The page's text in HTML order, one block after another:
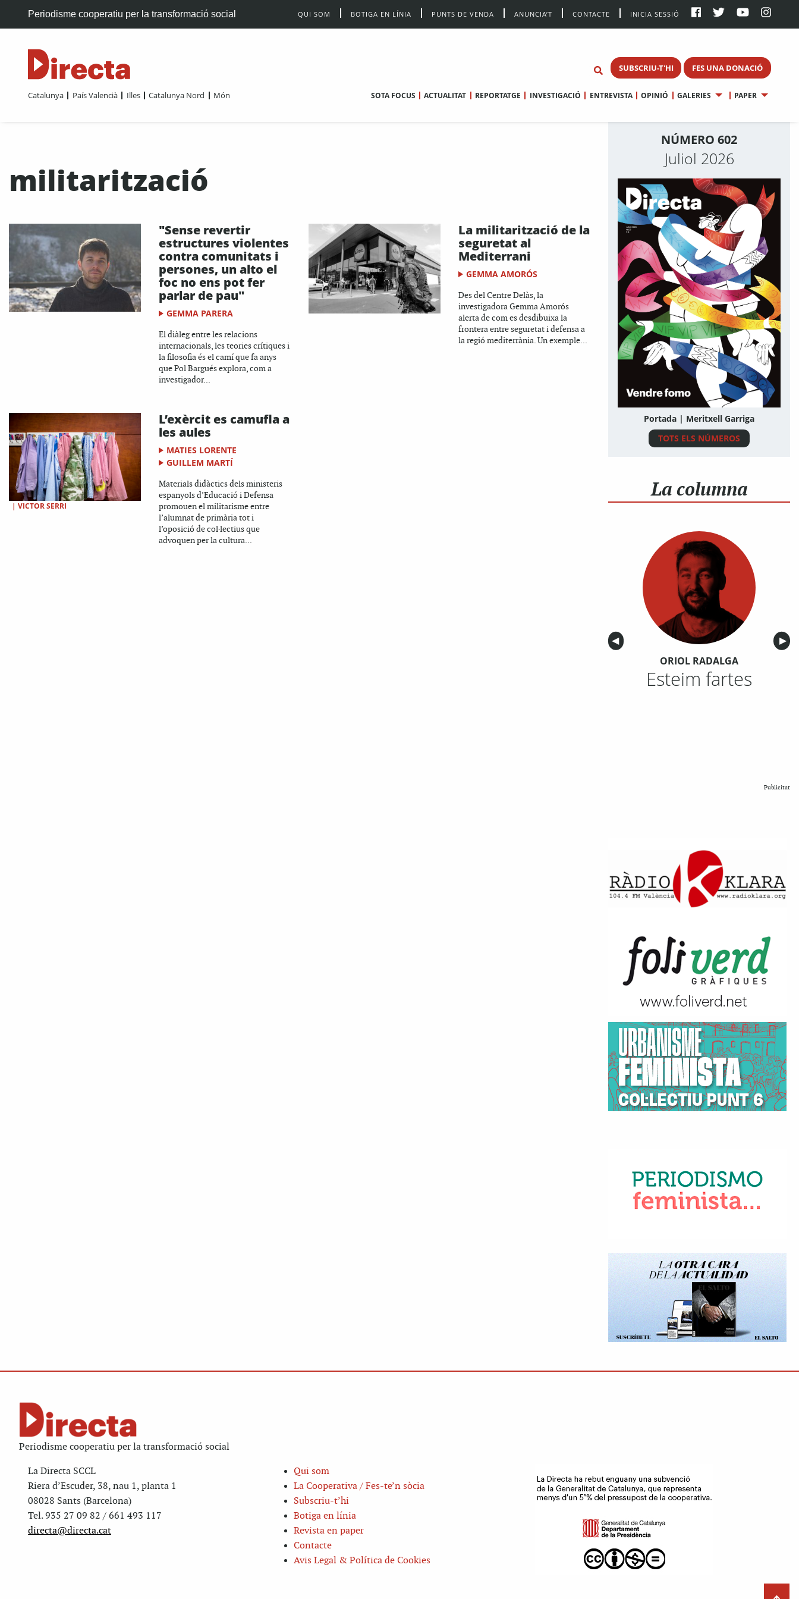
Periodisme cooperatiu per la transformació social QUI SOM BOTIGA EN LÍNIA PUNTS DE VENDA ANUNCIA’T CONTACTE INICIA SESSIÓ
SUBSCRIU-T'HI FES UNA DONACIÓ
Catalunya País Valencià Illes Catalunya Nord Món SOTA FOCUS ACTUALITAT REPORTATGE INVESTIGACIÓ ENTREVISTA OPINIÓ GALERIES PAPER
militarització
"Sense revertir
estructures violentes
contra comunitats i
persones, un alto el
foc no ens pot fer
parlar de pau"
GEMMA PARERA
El diàleg entre les relacions
internacionals, les teories crítiques i
la filosofia és el camí que fa anys
que Pol Bargués explora, com a
investigador...
La militarització de la
seguretat al
Mediterrani
GEMMA AMORÓS
Des del Centre Delàs, la
investigadora Gemma Amorós
alerta de com es desdibuixa la
frontera entre seguretat i defensa a
la regió mediterrània. Un exemple...
| VICTOR SERRI
L’exèrcit es camufla a
les aules
MATIES LORENTE
GUILLEM MARTÍ
Materials didàctics dels ministeris
espanyols d’Educació i Defensa
promouen el militarisme entre
l’alumnat de primària tot i
l’oposició de col·lectius que
advoquen per la cultura...
NÚMERO 602
Juliol 2026
Portada | Meritxell Garriga
TOTS ELS NÚMEROS
La columna
Anterior
◀︎ ▶︎
ORIOL RADALGA
Esteim fartes
Publicitat
Periodisme cooperatiu per la transformació social
La Directa SCCL
Riera d’Escuder, 38, nau 1, planta 1
08028 Sants (Barcelona)
Tel. 935 27 09 82 / 661 493 117
directa@directa.cat
Qui som
La Cooperativa / Fes-te’n sòcia
Subscriu-t’hi
Botiga en línia
Revista en paper
Contacte
Avis Legal & Política de Cookies